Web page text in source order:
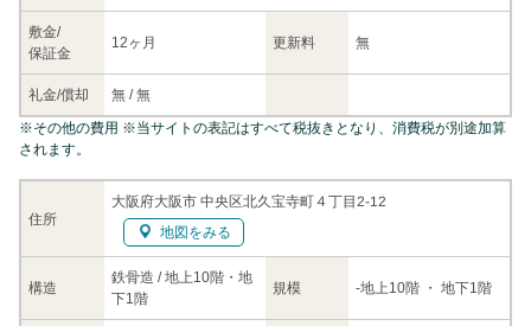
敷金/
保証金
12ヶ月 更新料 無
礼金/償却 無 /無
住所
大阪府大阪市 中央区北久宝寺町４丁目2-12
地図をみる
構造
鉄骨造 / 地上10階・地
下1階
規模 -地上10階 ・ 地下1階
※その他の費用 ※当サイトの表記はすべて税抜きとなり、消費税が別途加算
されます。